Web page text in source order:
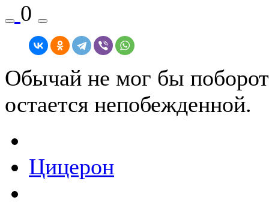
0
Обычай не мог бы
остается непобежденной.
Цицерон